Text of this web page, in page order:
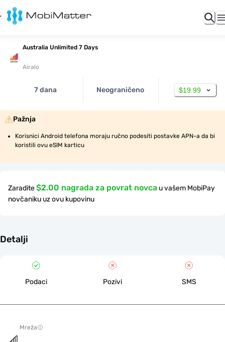
Australia Unlimited 7 Days
Airalo
7 dana Neograničeno $19.99
Pažnja
Korisnici Android telefona moraju ručno podesiti postavke APN-a da bi
koristili ovu eSIM karticu
Zaradite$2.00 nagrada za povrat novca u vašem MobiPay
novčaniku uz ovu kupovinu
Detalji
Podaci Pozivi SMS
Mreža